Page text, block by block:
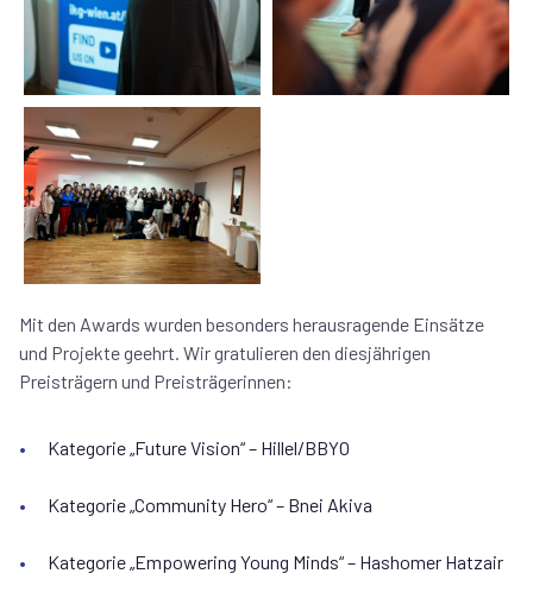
Mit den Awards wurden besonders herausragende Einsätze
und Projekte geehrt. Wir gratulieren den diesjährigen
Preisträgern und Preisträgerinnen:
Kategorie „Future Vision“ – Hillel/BBYO
Kategorie „Community Hero“ – Bnei Akiva
Kategorie „Empowering Young Minds“ – Hashomer Hatzair